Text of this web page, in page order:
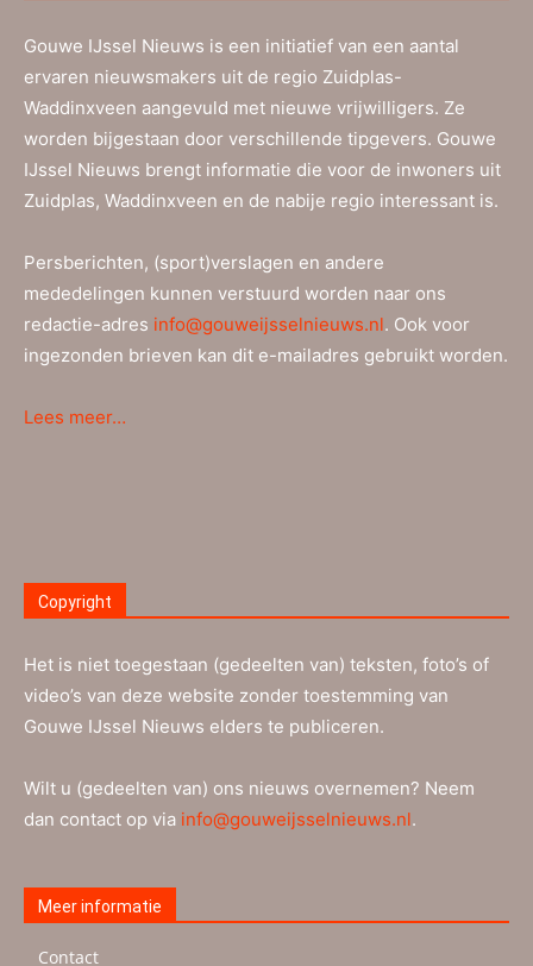
Gouwe IJssel Nieuws is een initiatief van een aantal
ervaren nieuwsmakers uit de regio Zuidplas-
Waddinxveen aangevuld met nieuwe vrijwilligers. Ze
worden bijgestaan door verschillende tipgevers. Gouwe
IJssel Nieuws brengt informatie die voor de inwoners uit
Zuidplas, Waddinxveen en de nabije regio interessant is.
Persberichten, (sport)verslagen en andere
mededelingen kunnen verstuurd worden naar ons
redactie-adres info@gouweijsselnieuws.nl. Ook voor
ingezonden brieven kan dit e-mailadres gebruikt worden.
Lees meer…
Copyright
Het is niet toegestaan (gedeelten van) teksten, foto’s of
video’s van deze website zonder toestemming van
Gouwe IJssel Nieuws elders te publiceren.
Wilt u (gedeelten van) ons nieuws overnemen? Neem
dan contact op via info@gouweijsselnieuws.nl.
Meer informatie
Contact